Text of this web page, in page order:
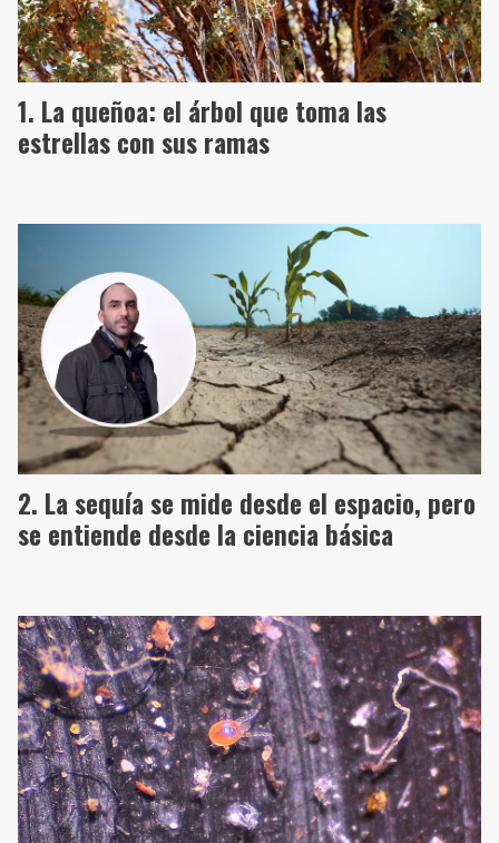
La queñoa: el árbol que toma las
estrellas con sus ramas
La sequía se mide desde el espacio, pero
se entiende desde la ciencia básica